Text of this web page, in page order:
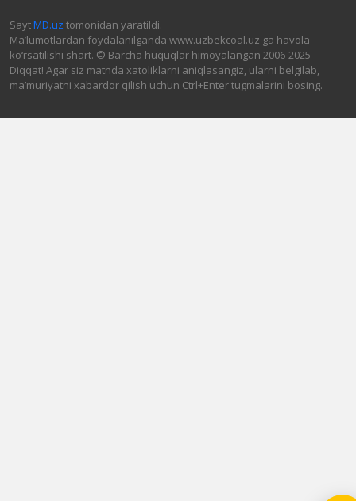
SaytMD.uz tomonidan yaratildi.
Ma’lumotlardan foydalanilganda www.uzbekcoal.uz ga havola
ko‘rsatilishi shart. © Barcha huquqlar himoyalangan 2006-2025
Diqqat! Agar siz matnda xatoliklarni aniqlasangiz, ularni belgilab,
ma’muriyatni xabardor qilish uchun Ctrl+Enter tugmalarini bosing.